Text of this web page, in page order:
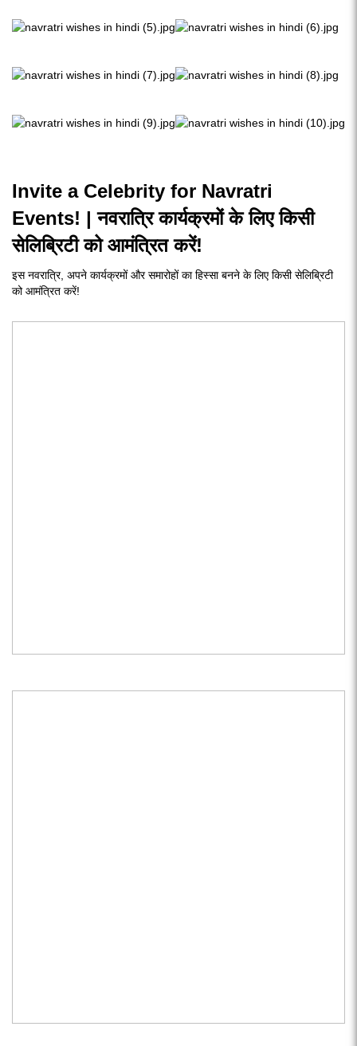
Invite a Celebrity for Navratri
Events! | नवरात्रि कार्यक्रमों के लिए किसी
सेलिब्रिटी को आमंत्रित करें!
इस नवरात्रि, अपने कार्यक्रमों और समारोहों का हिस्सा बनने के लिए किसी सेलिब्रिटी
को आमंत्रित करें!